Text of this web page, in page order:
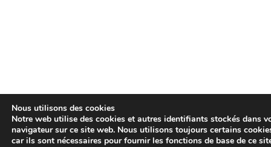
Nous utilisons des cookies
Notre web utilise des cookies et autres identifiants stockés dans
navigateur sur ce site web. Nous utilisons toujours certains
car ils sont nécessaires pour fournir les fonctions de base de ce